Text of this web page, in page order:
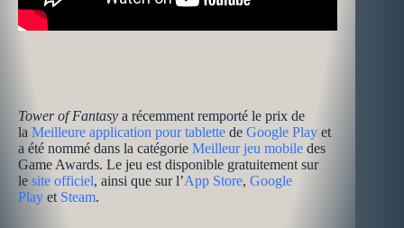
Tower of Fantasy a récemment remporté le prix de
la Meilleure application pour tablette de Google Play et
a été nommé dans la catégorie Meilleur jeu mobile des
Game Awards. Le jeu est disponible gratuitement sur
le site officiel, ainsi que sur l’App Store, Google
Play et Steam.